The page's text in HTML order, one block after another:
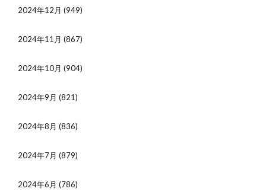
2024年12月 (949)
2024年11月 (867)
2024年10月 (904)
2024年9月 (821)
2024年8月 (836)
2024年7月 (879)
2024年6月 (786)